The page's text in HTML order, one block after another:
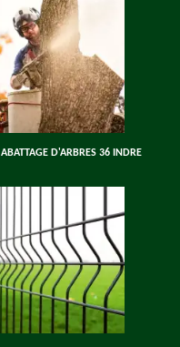
ABATTAGE D'ARBRES 36 INDRE